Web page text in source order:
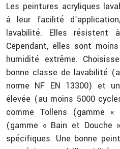
Les peintures acryliques
à leur facilité
lavabilité. Elles résistent
Cependant, elles sont
humidité extrême.
bonne classe de lavabilité
norme NF EN 13300) et
élevée (au moins 5000
comme Tollens (gamme
(gamme « Bain et Douche
spécifiques. Une bonne